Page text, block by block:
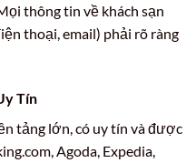
thông tin về khách sạn
thoại, email) phải rõ ràng
Tín
tảng lớn, có uy tín và được
Agoda, Expedia,